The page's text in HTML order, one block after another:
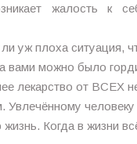
жалость к
уж плоха ситуация,
вами можно было
лекарство от ВСЕХ
Когда в жизни